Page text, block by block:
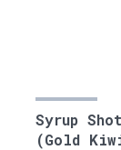
Syrup
(Gold